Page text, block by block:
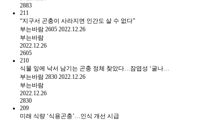
2883
211
“지구서 곤충이 사라지면 인간도 살 수 없다”
부는바람 2605 2022.12.26
부는바람
2022.12.26
2605
210
식물 잎에 낙서 남기는 곤충 정체 찾았다…잠엽성 ‘굴나…
부는바람 2830 2022.12.26
부는바람
2022.12.26
2830
209
미래 식량 ‘식용곤충’…인식 개선 시급